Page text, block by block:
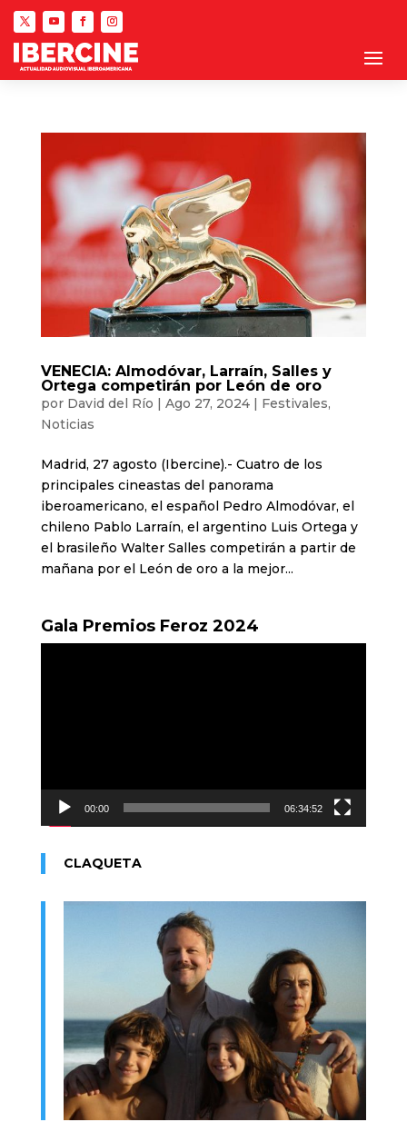
VENECIA: Almodóvar, Larraín, Salles y
Ortega competirán por León de oro
por David del Río | Ago 27, 2024| Festivales,
Noticias
Madrid, 27 agosto (Ibercine).- Cuatro de los
principales cineastas del panorama
iberoamericano, el español Pedro Almodóvar, el
chileno Pablo Larraín, el argentino Luis Ortega y
el brasileño Walter Salles competirán a partir de
mañana por el León de oro a la mejor...
Gala Premios Feroz 2024
00:00 06:34:52
CLAQUETA